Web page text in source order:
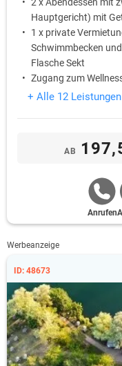
Hauptgericht) mit
1 x private
Schwimmbecken
Flasche Sekt
Zugang zum
Whirlpool in den
+ Alle 12
AB
Anrufen
Werbeanzeige
ID: 48673